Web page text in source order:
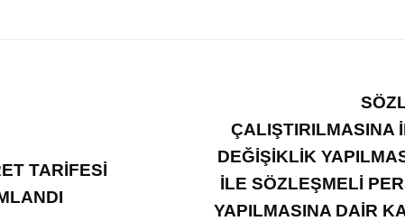
TARİFESİ
ÇALIŞTIRILMASINA
DEĞİŞİKLİK
İLE SÖZLEŞMELİ
YAPILMASINA DAİR